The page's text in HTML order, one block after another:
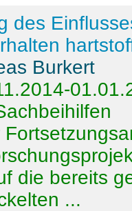
des
Burkert
die bereits
...